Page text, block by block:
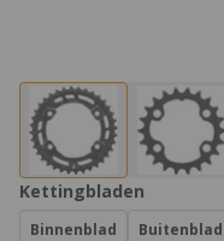
Product Opties:
Kettingbladen
Binnenblad Buitenblad